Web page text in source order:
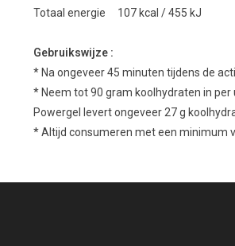
Totaal energie 107 kcal / 455 kJ
Gebruikswijze :
* Na ongeveer 45 minuten tijdens de
* Neem tot90 gram koolhydraten in per
Powergel
levertongeveer 27 g
*Altijd consumeren met een minimum